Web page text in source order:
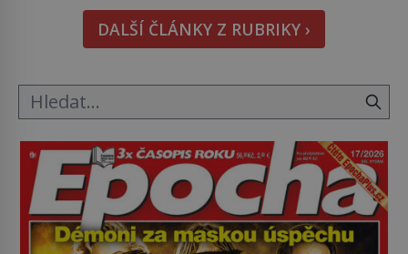
zakreslovali do map záhadný kontinent Terra
Australis – Jižní zemi. Proč? Do jisté míry to byl
smysl pro […]
DALŠÍ ČLÁNKY Z RUBRIKY ›